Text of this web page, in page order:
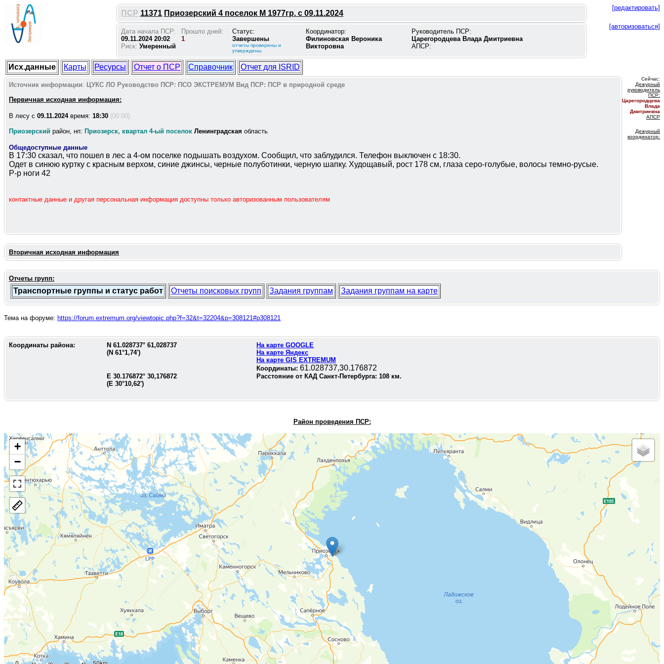
ПСР 11371 Приозерский 4 поселок М 1977гр. с 09.11.2024
[редактировать]
Дата начала ПСР:
09.11.2024 20:02
Риск: Умеренный
Прошло дней:
1
Статус:
Завершены
отчеты проверены и
утверждены
Координатор:
Филиновская Вероника
Викторовна
Руководитель ПСР:
Царегородцева Влада Дмитриевна
АПСР:
[авторизоваться]
Исх.данные Карты Ресурсы Отчет о ПСР Справочник Отчет для ISRID
Источник информации: ЦУКС ЛО Руководство ПСР: ПСО ЭКСТРЕМУМ Вид ПСР: ПСР в природной среде
Первичная исходная информация:
В лесу c 09.11.2024время: 18:30 (00:00)
Приозерский район, нп: Приозерск, квартал 4-ый поселок Ленинградская область
Общедоступные данные
В 17:30 сказал, что пошел в лес а 4-ом поселке подышать воздухом. Сообщил, что заблудился. Телефон выключен с 18:30.
Одет в синюю куртку с красным верхом, синие джинсы, черные полуботинки, черную шапку. Худощавый, рост 178 см, глаза серо-голубые, волосы темно-русые.
Р-р ноги 42
контактные данные и другая персональная информация доступны только авторизованным пользователям
Сейчас:
Дежурный
руководитель
ПСР:
Царегородцева
Влада
Дмитриевна
АПСР
Дежурный
координатор:
Вторичная исходная информация
Отчеты групп:
Транспортные группы и статус работ Отчеты поисковых групп Задания группам Задания группам на карте
Тема на форуме: https://forum.extremum.org/viewtopic.php?f=32&t=32204&p=308121#p308121
Координаты района: N 61.028737° 61,028737
(N 61°1,74')
На карте GOOGLE
На карте Яндекс
На карте GIS EXTREMUM
Координаты: 61.028737,30.176872
E 30.176872° 30,176872
(E 30°10,62')
Расстояние от КАД Санкт-Петербурга: 108 км.
Район проведения ПСР:
+
−